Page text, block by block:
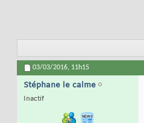
03/03/2016, 11h15
Stéphane le calme
Inactif